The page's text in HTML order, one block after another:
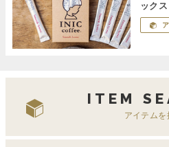
ック
ITEM
アイテムを